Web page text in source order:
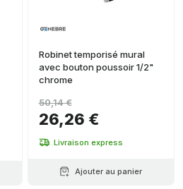
Robinet temporisé mural
avec bouton poussoir 1/2"
chrome
26,26 €
50,14 €
Livraison express
Ajouter au panier